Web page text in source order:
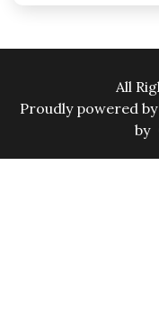
All
Proudly powered
by